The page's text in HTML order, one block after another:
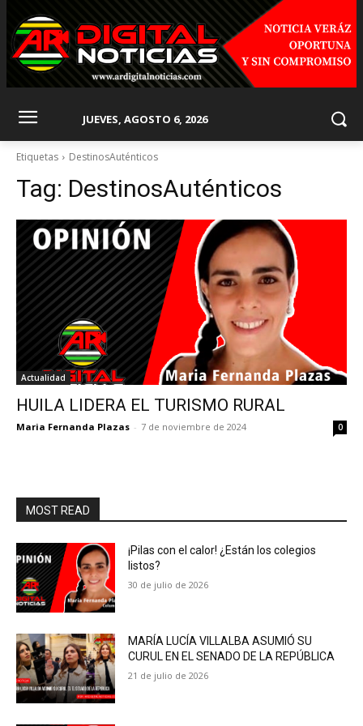
JUEVES, AGOSTO 6, 2026
Etiquetas DestinosAuténticos
Tag: DestinosAuténticos
Actualidad
HUILA LIDERA EL TURISMO RURAL
Maria Fernanda Plazas - 7 de noviembre de 2024 0
MOST READ
¡Pilas con el calor! ¿Están los colegios
listos?
30 de julio de 2026
MARÍA LUCÍA VILLALBA ASUMIÓ SU
CURUL EN EL SENADO DE LA REPÚBLICA
21 de julio de 2026